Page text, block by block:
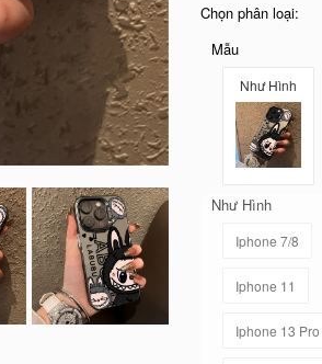
Chọn phân loại:
Mẫu
Như Hình
Như Hình
Iphone 7/8
Iphone 11
Iphone 13